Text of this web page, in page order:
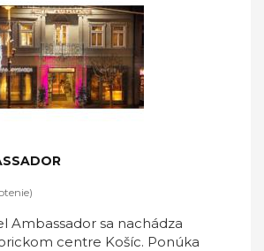
Ambassador sa nachádza
centre Košíc. Ponúka